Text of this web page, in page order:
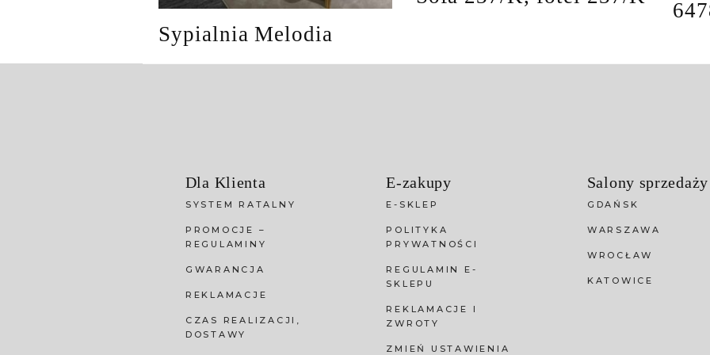
Sypialnia Melodia
Dla Klienta
SYSTEM RATALNY
PROMOCJE –
REGULAMINY
GWARANCJA
REKLAMACJE
CZAS REALIZACJI,
DOSTAWY
E-zakupy
E-SKLEP
POLITYKA
PRYWATNOŚCI
REGULAMIN E-
SKLEPU
REKLAMACJE I
ZWROTY
ZMIEŃ USTAWIENIA
Salony sprzedaży
GDAŃSK
WARSZAWA
WROCŁAW
KATOWICE